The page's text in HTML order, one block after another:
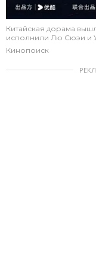
Китайская дорама
исполнили Лю Сюэи и
Кинопоиск